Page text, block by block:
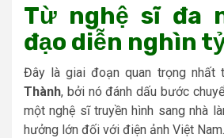
Từ nghệ sĩ đa
đạo diễn nghìn
Đây là giai đoạn quan trọng nhất
Thành, bởi nó đánh dấu bước
một nghệ sĩ truyền hình sang nhà
hưởng lớn đối với điện ảnh Việt Nam.